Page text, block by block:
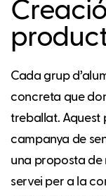
Cada grup
concreta que
treballat. Aquest
campanya de
una proposta de
servei per a la